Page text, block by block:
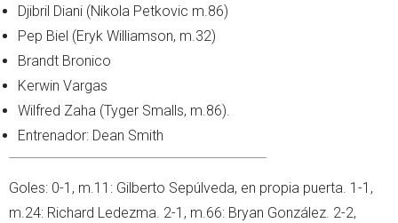
Djibril Diani (Nikola Petkovic m.86)
Pep Biel (Eryk Williamson, m.32)
Brandt Bronico
Kerwin Vargas
Wilfred Zaha (Tyger Smalls, m.86).
Entrenador: Dean Smith
Goles: 0-1, m.11: Gilberto Sepúlveda, en propia puerta. 1-1,
m.24: Richard Ledezma. 2-1, m.66: Bryan González. 2-2,